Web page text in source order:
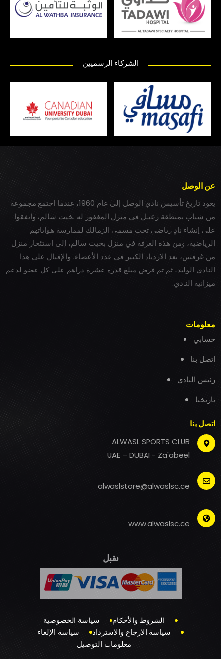
الشركاء الرسميين
عن الوصل
يعود تاريخ تأسيس نادي الوصل إلى عام 1960، عندما اجتمع مجموعة
من شباب بمنطقة زعبيل في منزل المغفور له بخيت سالم، واتفقوا
على إنشاء نادٍ رياضي تحت مسمى الزمالك لممارسة هواياتهم
الرياضية، ومن هذه الغرفة في منزل بخيت سالم، إلى استئجار منزل
من غرفتين، بعد الازدياد الكبير في عدد الأعضاء، والإقبال على هذا
النادي الوليد، ثم تم فرض مبلغ قدره عشرة دراهم على كل عضو لدعم
ميزانية النادي.
معلومات
حسابي
اتصل بنا
رئيس النادي
تاريخنا
اتصل بنا
ALWASL SPORTS CLUB
UAE – DUBAI - Za'abeel
alwaslstore@alwaslsc.ae
www.alwaslsc.ae
نقبل
الشروط والأحكام
سياسة الخصوصية
سياسة الإرجاع والاسترداد
سياسة الإلغاء
معلومات التوصيل